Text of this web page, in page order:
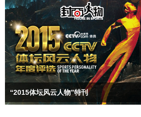
“2015体坛风云人物”特刊